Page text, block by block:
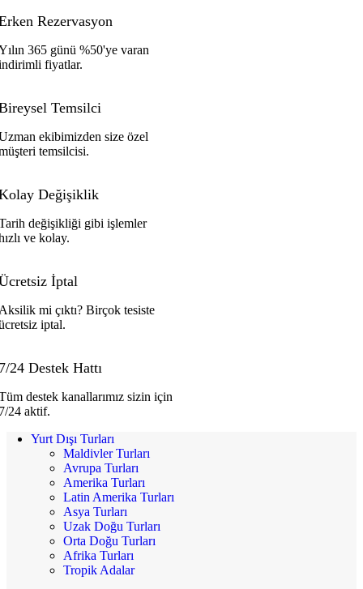
Rezervasyon
365 günü %50'ye varan
fiyatlar.
Temsilci
ekibimizden size özel
temsilcisi.
Değişiklik
değişikliği gibi işlemler
ve kolay.
İptal
mi çıktı? Birçok tesiste
iptal.
24 Destek Hattı
destek kanallarımız sizin için
24 aktif.
Yurt Dışı Turları
Maldivler Turları
Avrupa Turları
Amerika Turları
Latin Amerika Turları
Asya Turları
Uzak Doğu Turları
Orta Doğu Turları
Afrika Turları
Tropik Adalar